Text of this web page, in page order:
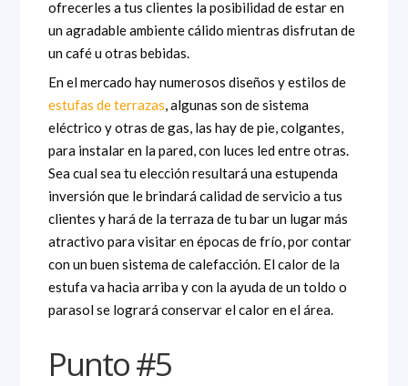
ofrecerles a tus clientes la posibilidad de estar en
un agradable ambiente cálido mientras disfrutan de
un café u otras bebidas.
En el mercado hay numerosos diseños y estilos de
estufas de terrazas, algunas son de sistema
eléctrico y otras de gas, las hay de pie, colgantes,
para instalar en la pared, con luces led entre otras.
Sea cual sea tu elección resultará una estupenda
inversión que le brindará calidad de servicio a tus
clientes y hará de la terraza de tu bar un lugar más
atractivo para visitar en épocas de frío, por contar
con un buen sistema de calefacción. El calor de la
estufa va hacia arriba y con la ayuda de un toldo o
parasol se logrará conservar el calor en el área.
Punto #5